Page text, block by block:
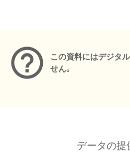
この資料にはデジタ
せん。
データの提